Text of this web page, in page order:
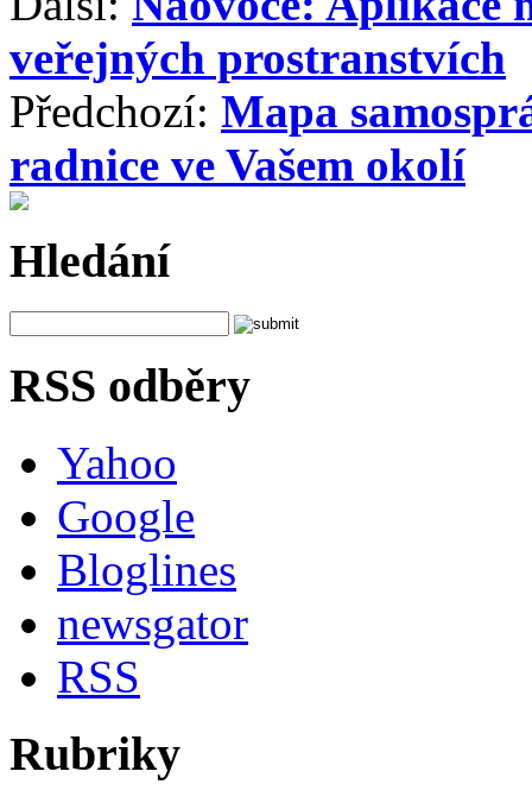
veřejných prostranstvích
Předchozí: Mapa
radnice ve Vašem okolí
Hledání
RSS odběry
Yahoo
Google
Bloglines
newsgator
RSS
Rubriky